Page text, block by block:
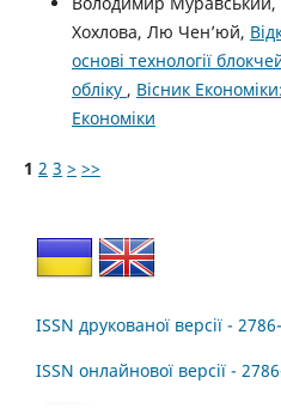
Хохлова, Лю Чен’юй,
основі технології
обліку , Вісник
Економіки
1 2 3 > >>
ISSN друкованої версії -
ISSN онлайнової версії -